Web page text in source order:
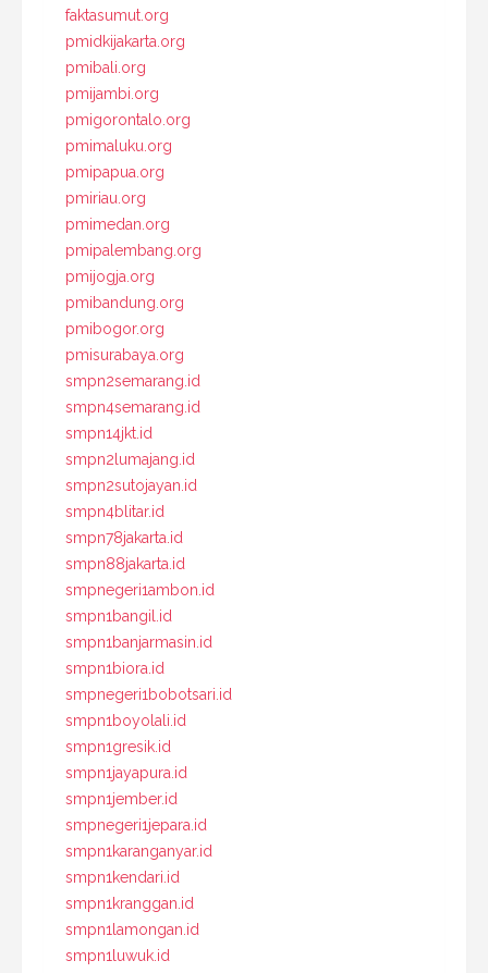
faktasumut.org
pmidkijakarta.org
pmibali.org
pmijambi.org
pmigorontalo.org
pmimaluku.org
pmipapua.org
pmiriau.org
pmimedan.org
pmipalembang.org
pmijogja.org
pmibandung.org
pmibogor.org
pmisurabaya.org
smpn2semarang.id
smpn4semarang.id
smpn14jkt.id
smpn2lumajang.id
smpn2sutojayan.id
smpn4blitar.id
smpn78jakarta.id
smpn88jakarta.id
smpnegeri1ambon.id
smpn1bangil.id
smpn1banjarmasin.id
smpn1biora.id
smpnegeri1bobotsari.id
smpn1boyolali.id
smpn1gresik.id
smpn1jayapura.id
smpn1jember.id
smpnegeri1jepara.id
smpn1karanganyar.id
smpn1kendari.id
smpn1kranggan.id
smpn1lamongan.id
smpn1luwuk.id